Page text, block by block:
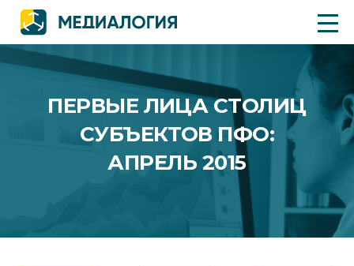
ПЕРВЫЕ ЛИЦА СТОЛИЦ
СУБЪЕКТОВ ПФО:
АПРЕЛЬ 2015